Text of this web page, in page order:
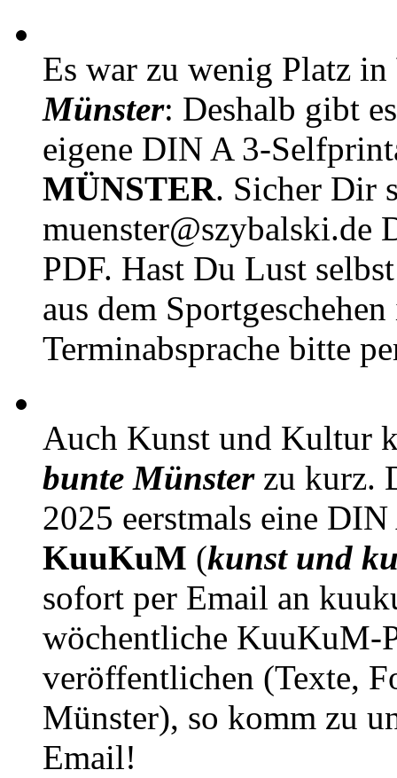
Es war zu wenig Platz in
Münster: Deshalb gibt
eigene DIN A 3-
MÜNSTER. Sicher Dir
muenster@szybalski.de
PDF. Hast Du Lust
aus dem
Terminabsprache bitte
Auch Kunst und Kultur
bunte Münsterzu kurz.
2025 eerstmals eine
KuuKuM (kunst und
sofort per Email an
wöchentliche KuuKuM-
veröffentlichen (Texte,
Münster), so komm zu
Email!